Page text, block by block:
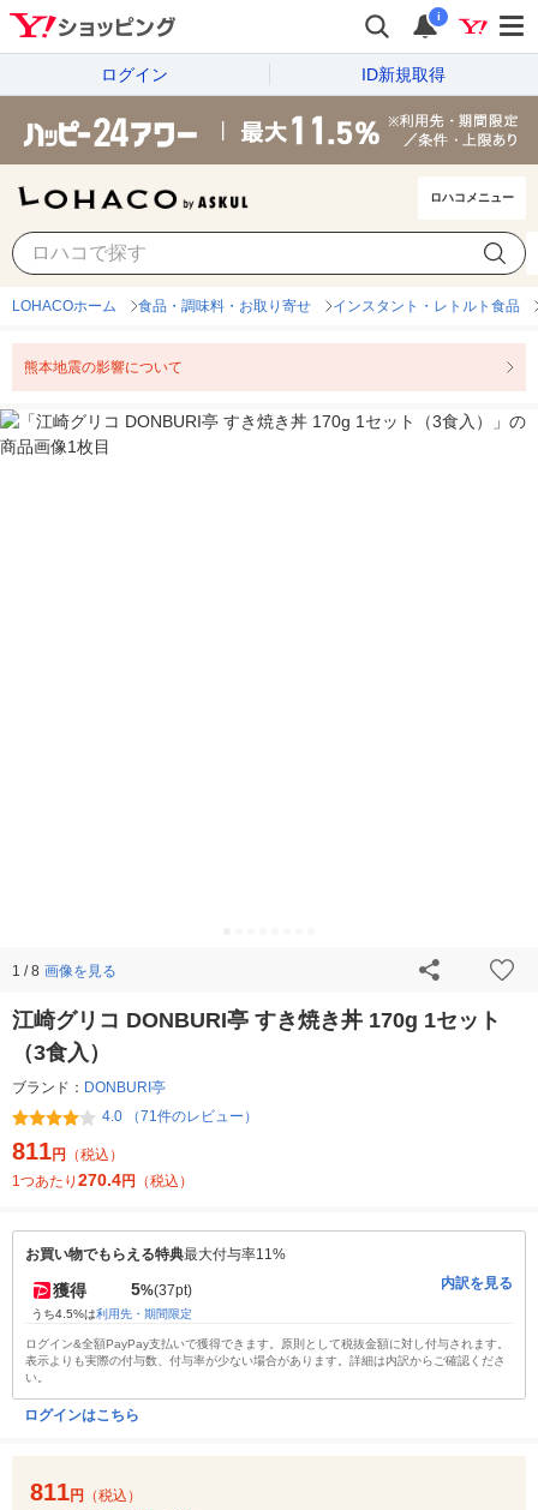
i
ログイン ID新規取得
ロハコメニュー
LOHACOホーム 食品・調味料・お取り寄せ インスタント・レトルト食品
熊本地震の影響について
1 / 8 画像を見る
江崎グリコ DONBURI亭 すき焼き丼 170g 1セット
（3食入）
ブランド： DONBURI亭
4.0 （71件のレビュー）
811円
（税込）
1つあたり 270.4円 （税込）
お買い物でもらえる特典最大付与率11%
獲得 5%(37pt)
うち4.5%は利用先・期間限定
内訳を見る
ログイン&全額PayPay支払いで獲得できます。原則として税抜金額に対し付与されます。
表示よりも実際の付与数、付与率が少ない場合があります。詳細は内訳からご確認くださ
い。
ログインはこちら
811円
（税込）